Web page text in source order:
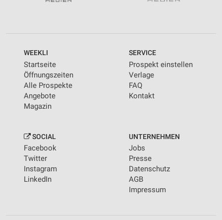
WEEKLI
Startseite
Öffnungszeiten
Alle Prospekte
Angebote
Magazin
SERVICE
Prospekt einstellen
Verlage
FAQ
Kontakt
SOCIAL
Facebook
Twitter
Instagram
LinkedIn
UNTERNEHMEN
Jobs
Presse
Datenschutz
AGB
Impressum